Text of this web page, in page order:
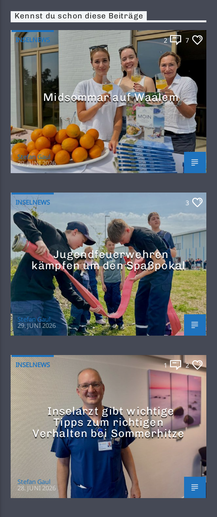
Kennst du schon diese Beiträge
INSELNEWS 2 7
Midsommar auf Waalem
Stefan Gaul
29. JUNI 2026
INSELNEWS 3
Jugendfeuerwehren
kämpfen um den Spaßpokal
Stefan Gaul
29. JUNI 2026
INSELNEWS 1 2
Inselarzt gibt wichtige
Tipps zum richtigen
Verhalten bei Sommerhitze
Stefan Gaul
28. JUNI 2026